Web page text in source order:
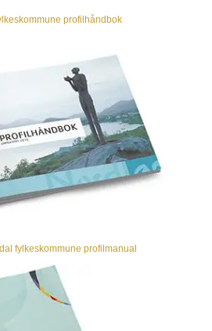
profilhåndbok
fylkeskommune profilmanual